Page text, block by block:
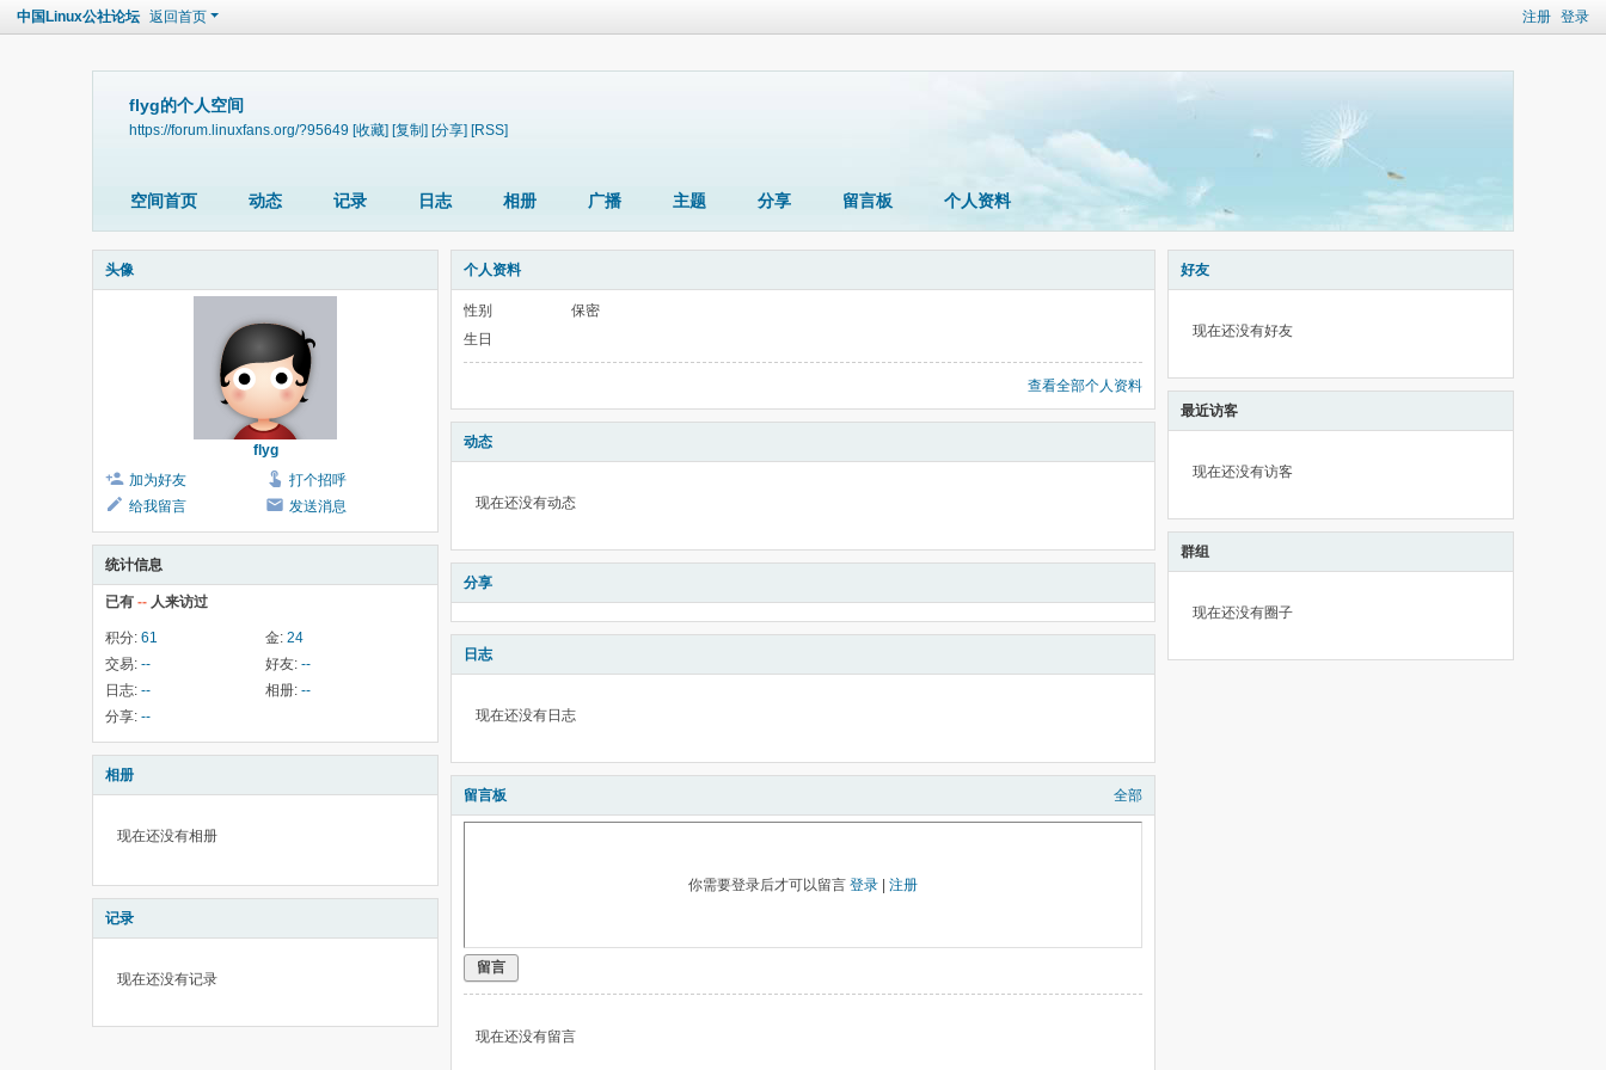
注册 登录
中国Linux公社论坛 返回首页
flyg的个人空间
https://forum.linuxfans.org/?95649 [收藏] [复制] [分享] [RSS]
空间首页 动态 记录 日志 相册 广播 主题 分享 留言板 个人资料
头像
flyg
加为好友
打个招呼
给我留言
发送消息
统计信息
已有 -- 人来访过
积分: 61 金: 24
交易: -- 好友: --
日志: -- 相册: --
分享: --
相册
现在还没有相册
记录
现在还没有记录
个人资料
性别
保密
生日
查看全部个人资料
动态
现在还没有动态
分享
日志
现在还没有日志
留言板 全部
你需要登录后才可以留言 登录 注册
留言
现在还没有留言
好友
现在还没有好友
最近访客
现在还没有访客
群组
现在还没有圈子